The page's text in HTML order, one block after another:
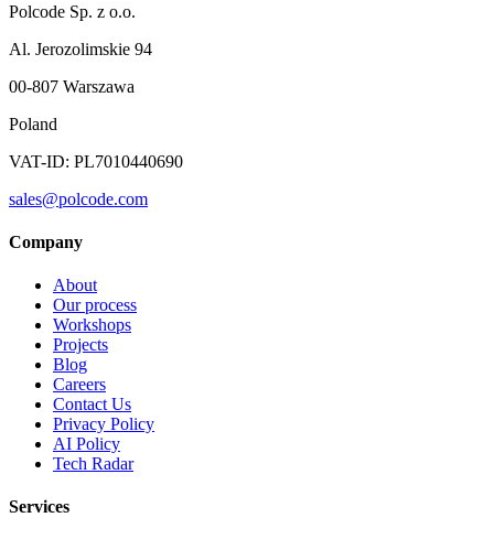
Polcode Sp. z o.o.
Al. Jerozolimskie 94
00-807 Warszawa
Poland
VAT-ID: PL7010440690
sales@polcode.com
Company
About
Our process
Workshops
Projects
Blog
Careers
Contact Us
Privacy Policy
AI Policy
Tech Radar
Services